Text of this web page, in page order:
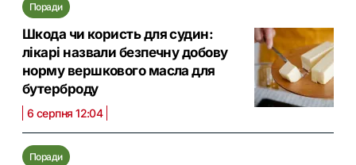
Поради
Шкода чи користь для судин:
лікарі назвали безпечну добову
норму вершкового масла для
бутерброду
6 серпня 12:04
Поради